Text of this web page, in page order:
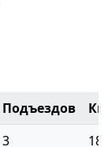
Подъездов
3 18